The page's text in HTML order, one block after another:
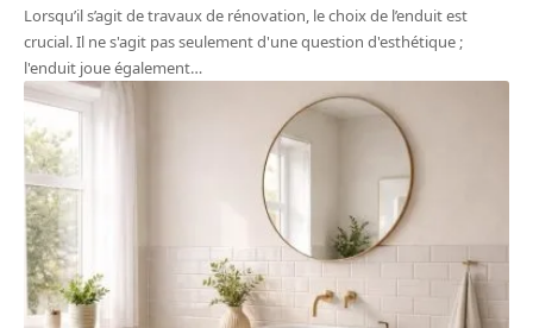
Lorsqu’il s’agit de travaux de rénovation, le choix de l’enduit est
crucial. Il ne s'agit pas seulement d'une question d'esthétique ;
l'enduit joue également…